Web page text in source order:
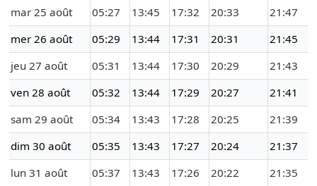
mar 25 août
05:27 13:45 17:32 20:33
21:47
mer 26 août
05:29 13:44 17:31 20:31
21:45
jeu 27 août
05:31 13:44 17:30 20:29
21:43
ven 28 août
05:32 13:44 17:29 20:27
21:41
sam 29 août
05:34 13:43 17:28 20:25
21:39
dim 30 août
05:35 13:43 17:27 20:24
21:37
lun 31 août
05:37 13:43 17:26 20:22 21:35